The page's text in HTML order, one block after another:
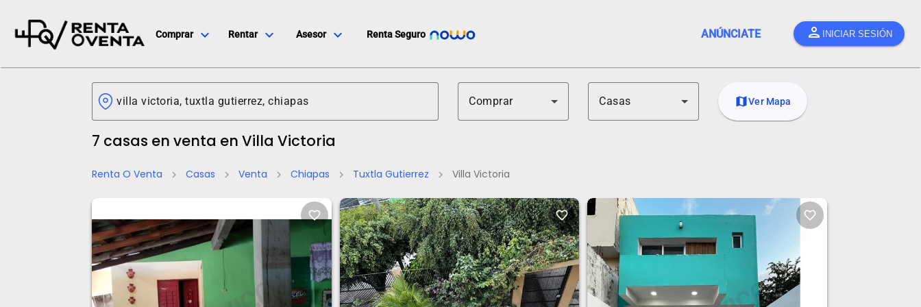
Comprar expand_more Rentar expand_more Asesor expand_more Renta Seguro ANÚNCIATE person INICIAR SESIÓN
Comprar Casas mapVer Mapa
7 casas en venta en Villa Victoria
Renta O Venta chevron_right Casas chevron_right Venta chevron_right Chiapas chevron_right Tuxtla Gutierrez chevron_right Villa Victoria
favorite_border favorite_border favorite_border